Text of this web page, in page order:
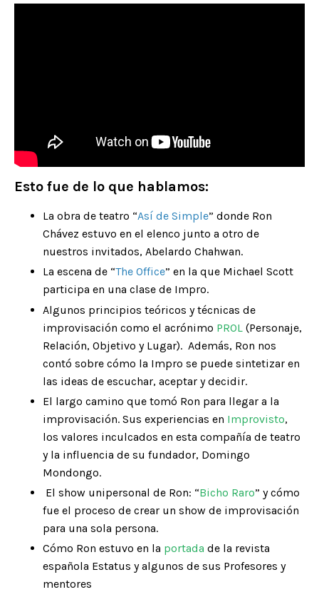
Esto fue de lo que hablamos:
La obra de teatro “Así de Simple” donde Ron
Chávez estuvo en el elenco junto a otro de
nuestros invitados, Abelardo Chahwan.
La escena de “The Office” en la que Michael Scott
participa en una clase de Impro.
Algunos principios teóricos y técnicas de
improvisación como el acrónimo PROL (Personaje,
Relación, Objetivo y Lugar). Además, Ron nos
contó sobre cómo la Impro se puede sintetizar en
las ideas de escuchar, aceptar y decidir.
El largo camino que tomó Ron para llegar a la
improvisación. Sus experiencias en Improvisto,
los valores inculcados en esta compañía de teatro
y la influencia de su fundador, Domingo
Mondongo.
El show unipersonal de Ron: “Bicho Raro” y cómo
fue el proceso de crear un show de improvisación
para una sola persona.
Cómo Ron estuvo en la portada de la revista
española Estatus y algunos de sus Profesores y
mentores